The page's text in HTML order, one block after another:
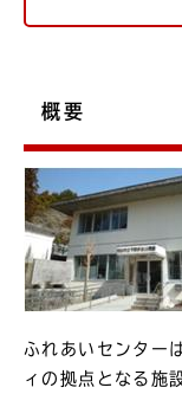
概要
ふれあいセンター
ィの拠点となる施